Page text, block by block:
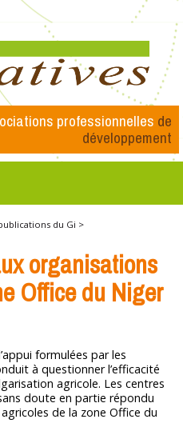
professionnelles de
développement
du Gi >
organisations
Office du Niger
formulées par les
à questionner l’efficacité
agricole. Les centres
doute en partie répondu
de la zone Office du